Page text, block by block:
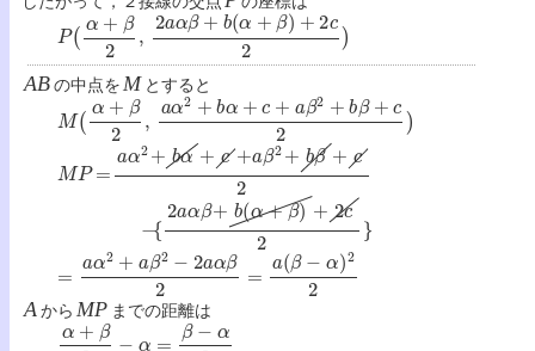
P(α+β2,2 αβ+b(α+β) +2c2 )
ABの中点を M とすると
α+ β2 ,a α2+b α+c+aβ2+ bβ+c2)
MP= α2+bα+c +aβ2+bβ+c2
{2aαβ+b (α+β)+2 c2}
α2+ aβ2−2 aαβ2=a −α)22
Aから MP までの距離は
α+β 2− α2